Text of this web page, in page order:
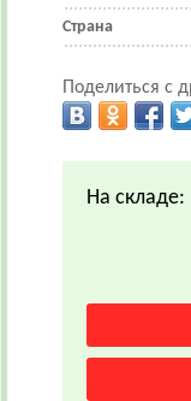
Страна
Поделиться с
На складе: